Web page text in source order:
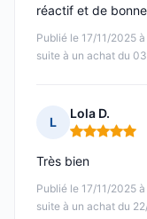
Publié le 17/11/2025
suite à un achat du
réactif et de
L
Lola D.
Note : 5 sur 5
Publié le 17/11/2025
suite à un achat du
Très bien